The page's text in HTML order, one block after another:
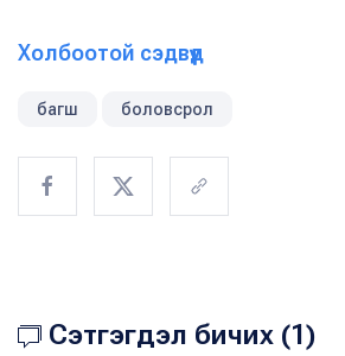
Холбоотой сэдвүүд
багш боловсрол
Сэтгэгдэл бичих (1)